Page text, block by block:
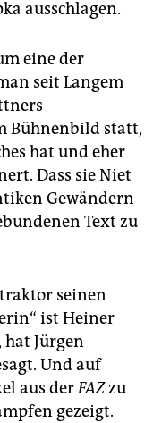
ausschlagen.
eine der
seit Langem
Bühnenbild statt,
hat und eher
Dass sie Niet
Gewändern
Text zu
seinen
ist Heiner
Jürgen
Und auf
aus derFAZzu
gezeigt.